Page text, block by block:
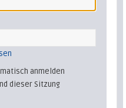
anmelden
dieser Sitzung